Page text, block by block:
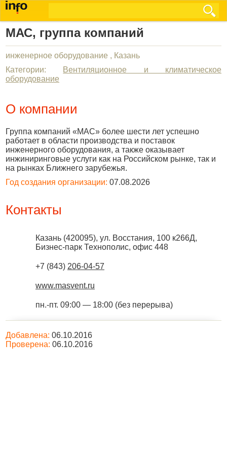
МАС, группа компаний
инженерное оборудование , Казань
Категории: Вентиляционное и климатическое
оборудование
О компании
Группа компаний «МАС» более шести лет успешно
работает в области производства и поставок
инженерного оборудования, а также оказывает
инжиниринговые услуги как на Российском рынке, так и
на рынках Ближнего зарубежья.
Год создания организации: 07.08.2026
Контакты
Казань (420095), ул. Восстания, 100 к266Д,
Бизнес-парк Технополис, офис 448
+7 (843) 206-04-57
www.masvent.ru
пн.-пт. 09:00 — 18:00 (без перерыва)
Добавлена: 06.10.2016
Проверена: 06.10.2016